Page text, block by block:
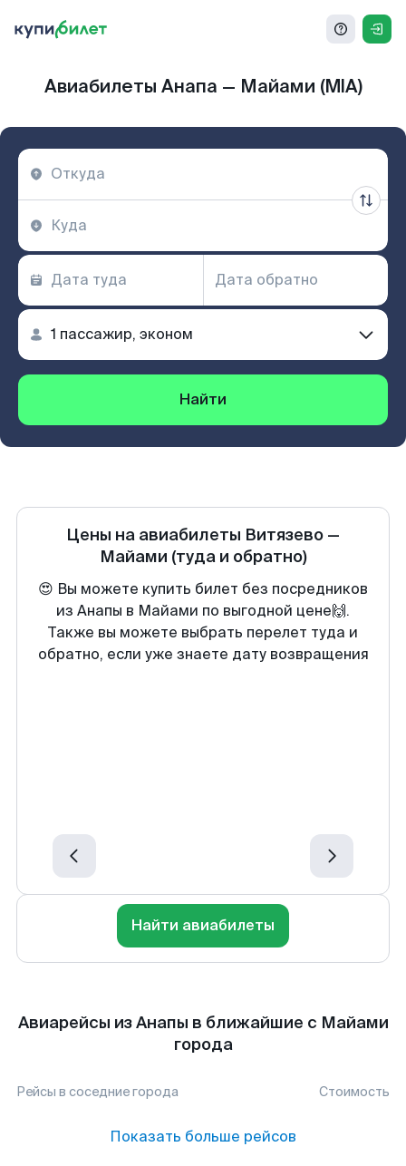
Авиабилеты Анапа — Майами (MIA)
Найти
Цены на авиабилеты Витязево —
Майами (туда и обратно)
😍 Вы можете купить билет без посредников
из Анапы в Майами по выгодной цене🙌.
Также вы можете выбрать перелет туда и
обратно, если уже знаете дату возвращения
Найти авиабилеты
Авиарейсы из Анапы в ближайшие с Майами
города
Рейсы в соседние города Стоимость
Показать больше рейсов